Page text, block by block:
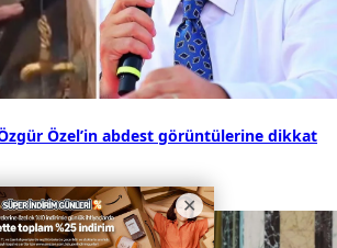
Özel’in abdest görüntülerine dikkat